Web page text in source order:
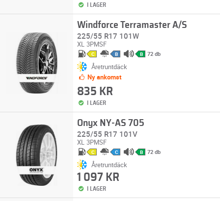
I LAGER
Windforce Terramaster A/S
225/55 R17 101W
XL 3PMSF
C B B 72 db
Åretruntdäck
Ny ankomst
835 KR
I LAGER
Onyx NY-AS 705
225/55 R17 101V
XL 3PMSF
C C B 72 db
Åretruntdäck
1 097 KR
I LAGER